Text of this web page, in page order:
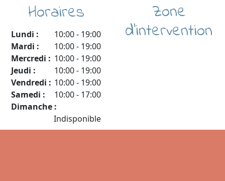
Horaires
Lundi : 10:00- 19:00
Mardi :
10:00- 19:00
Mercredi : 10:00- 19:00
Jeudi :
10:00- 19:00
Vendredi : 10:00- 19:00
Samedi :
10:00- 17:00
Dimanche :
Indisponible
Zone
d'intervention